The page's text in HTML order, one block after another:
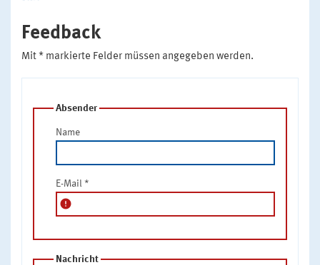
Feedback
Mit * markierte Felder müssen angegeben werden.
Absender
Name
E-Mail *
error
Nachricht